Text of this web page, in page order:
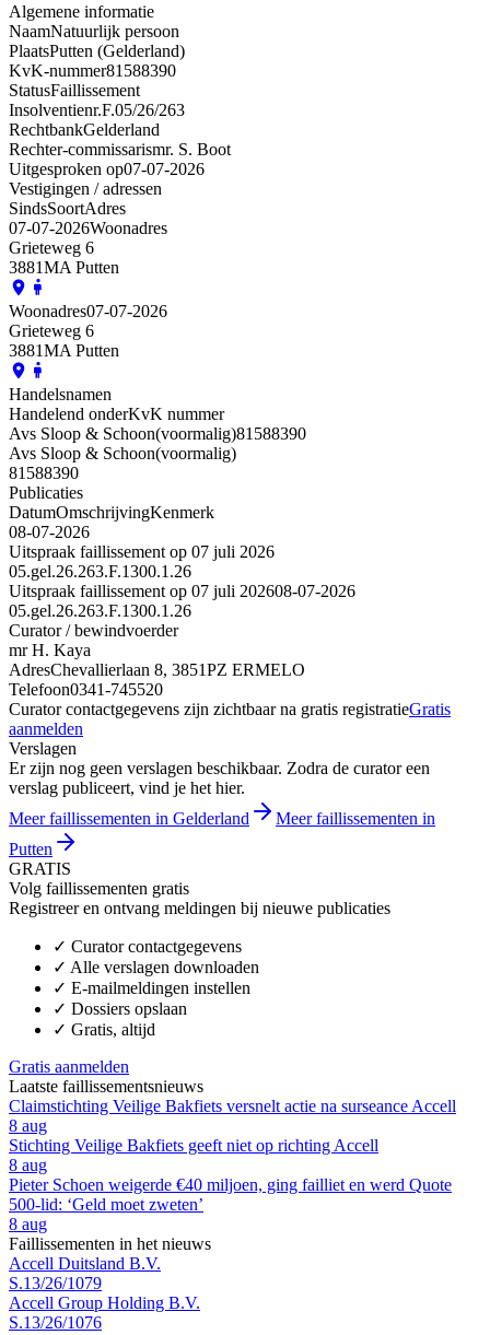
Algemene informatie
NaamNatuurlijk persoon
PlaatsPutten (Gelderland)
KvK-nummer81588390
StatusFaillissement
Insolventienr.F.05/26/263
RechtbankGelderland
Rechter-commissarismr. S. Boot
Uitgesproken op07-07-2026
Vestigingen / adressen
SindsSoortAdres
07-07-2026Woonadres
Grieteweg 6
3881MA Putten
Woonadres07-07-2026
Grieteweg 6
3881MA Putten
Handelsnamen
Handelend onderKvK nummer
Avs Sloop & Schoon(voormalig)81588390
Avs Sloop & Schoon(voormalig)
81588390
Publicaties
DatumOmschrijvingKenmerk
08-07-2026
Uitspraak faillissement op 07 juli 2026
05.gel.26.263.F.1300.1.26
Uitspraak faillissement op 07 juli 202608-07-2026
05.gel.26.263.F.1300.1.26
Curator / bewindvoerder
mr H. Kaya
AdresChevallierlaan 8, 3851PZ ERMELO
Telefoon0341-745520
Curator contactgegevens zijn zichtbaar na gratis registratieGratis
aanmelden
Verslagen
Er zijn nog geen verslagen beschikbaar. Zodra de curator een
verslag publiceert, vind je het hier.
Meer faillissementen in Gelderland
Meer faillissementen in
Putten
GRATIS
Volg faillissementen gratis
Registreer en ontvang meldingen bij nieuwe publicaties
✓ Curator contactgegevens
✓ Alle verslagen downloaden
✓ E-mailmeldingen instellen
✓ Dossiers opslaan
✓ Gratis, altijd
Gratis aanmelden
Laatste faillissementsnieuws
Claimstichting Veilige Bakfiets versnelt actie na surseance Accell
8 aug
Stichting Veilige Bakfiets geeft niet op richting Accell
8 aug
Pieter Schoen weigerde €40 miljoen, ging failliet en werd Quote
500-lid: ‘Geld moet zweten’
8 aug
Faillissementen in het nieuws
Accell Duitsland B.V.
S.13/26/1079
Accell Group Holding B.V.
S.13/26/1076